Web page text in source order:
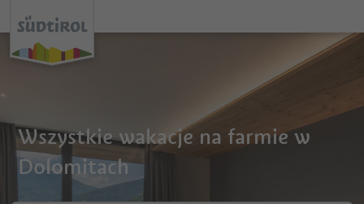
Wszystkie wakacje na farmie w
Dolomitach